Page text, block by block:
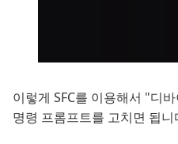
이렇게 SFC를 이용해서 "디
명령 프롬프트를 고치면 됩니